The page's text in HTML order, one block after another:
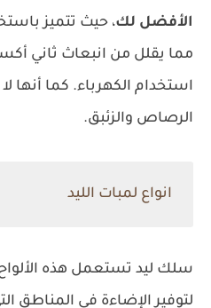
الأفضل لك، حيث تتميز
مما يقلل من انبعاث ثاني
استخدام الكهرباء. كما أنها
الرصاص والزئبق.
انواع لمبات الليد
سلك ليد تستعمل هذه
لتوفير الإضاءة في المناطق